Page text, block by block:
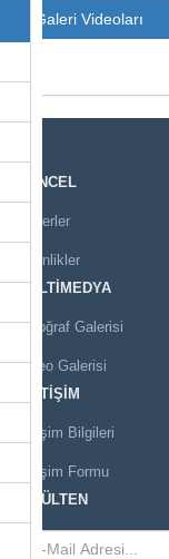
Galeri Videoları
GÜNCEL
Haberler
Etkinlikler
MULTİMEDYA
Fotoğraf Galerisi
Video Galerisi
İLETİŞİM
İletişim Bilgileri
İletişim Formu
E-BÜLTEN